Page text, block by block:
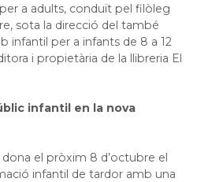
a adults, conduït pel filòleg
sota la direcció del també
infantil per a infants de 8 a 12
i propietària de la llibreria El
infantil en la nova
dona el pròxim 8 d’octubre el
infantil de tardor amb una